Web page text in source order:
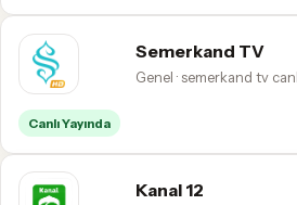
Semerkand TV
Genel · semerkand tv
Canlı Yayında
Kanal 12